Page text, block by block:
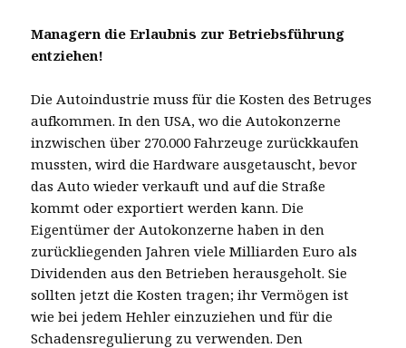
Managern die Erlaubnis zur Betriebsführung
entziehen!
Die Autoindustrie muss für die Kosten des Betruges
aufkommen. In den USA, wo die Autokonzerne
inzwischen über 270.000 Fahrzeuge zurückkaufen
mussten, wird die Hardware ausgetauscht, bevor
das Auto wieder verkauft und auf die Straße
kommt oder exportiert werden kann. Die
Eigentümer der Autokonzerne haben in den
zurückliegenden Jahren viele Milliarden Euro als
Dividenden aus den Betrieben herausgeholt. Sie
sollten jetzt die Kosten tragen; ihr Vermögen ist
wie bei jedem Hehler einzuziehen und für die
Schadensregulierung zu verwenden. Den